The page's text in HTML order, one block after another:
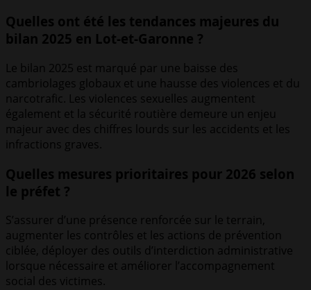
Quelles ont été les tendances majeures du
bilan 2025 en Lot-et-Garonne ?
Le bilan 2025 est marqué par une baisse des
cambriolages globaux et une hausse des violences et du
narcotrafic. Les violences sexuelles augmentent
également et la sécurité routière demeure un enjeu
majeur avec des chiffres lourds sur les accidents et les
infractions graves.
Quelles mesures prioritaires pour 2026 selon
le préfet ?
S’assurer d’une présence renforcée sur le terrain,
augmenter les contrôles et les actions de prévention
ciblée, déployer des outils d’interdiction administrative
lorsque nécessaire et améliorer l’accompagnement
social des victimes.